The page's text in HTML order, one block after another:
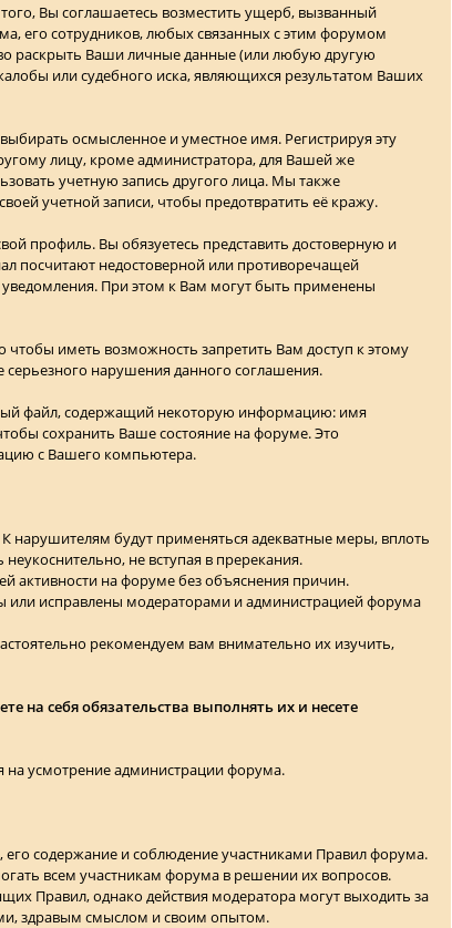
Вы соглашаетесь возместить ущерб, вызванный
его сотрудников, любых связанных с этим форумом
раскрыть Ваши личные данные (или любую другую
или судебного иска, являющихся результатом Ваших
осмысленное и уместное имя. Регистрируя эту
лицу, кроме администратора, для Вашей же
учетную запись другого лица. Мы также
учетной записи, чтобы предотвратить её кражу.
профиль. Вы обязуетесь представить достоверную и
посчитают недостоверной или противоречащей
При этом к Вам могут быть применены
иметь возможность запретить Вам доступ к этому
нарушения данного соглашения.
файл, содержащий некоторую информацию: имя
сохранить Ваше состояние на форуме. Это
с Вашего компьютера.
нарушителям будут применяться адекватные меры, вплоть
не вступая в пререкания.
активности на форуме без объяснения причин.
исправлены модераторами и администрацией форума
рекомендуем вам внимательно их изучить,
на себя обязательства выполнять их и несете
на усмотрение администрации форума.
содержание и соблюдение участниками Правил форума.
всем участникам форума в решении их вопросов.
Правил, однако действия модератора могут выходить за
здравым смыслом и своим опытом.